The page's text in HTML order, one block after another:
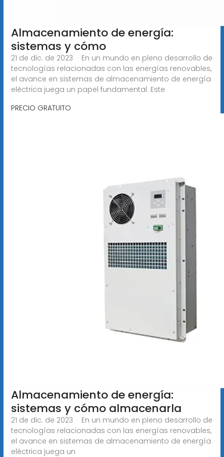
Almacenamiento de energía:
sistemas y cómo
21 de dic. de 2023 · En un mundo en pleno desarrollo de
tecnologías relacionadas con las energías renovables,
el avance en sistemas de almacenamiento de energía
eléctrica juega un papel fundamental. Este
PRECIO GRATUITO
Almacenamiento de energía:
sistemas y cómo almacenarla
21 de dic. de 2023 · En un mundo en pleno desarrollo de
tecnologías relacionadas con las energías renovables,
el avance en sistemas de almacenamiento de energía
eléctrica juega un